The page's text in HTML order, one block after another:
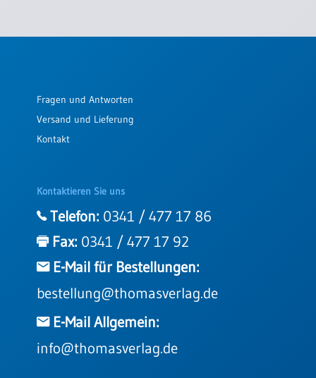
Fragen und Antworten
Versand und Lieferung
Kontakt
Kontaktieren Sie uns
Telefon: 0341 / 477 17 86
Fax: 0341 / 477 17 92
E-Mail für Bestellungen:
bestellung@thomasverlag.de
E-Mail Allgemein:
info@thomasverlag.de